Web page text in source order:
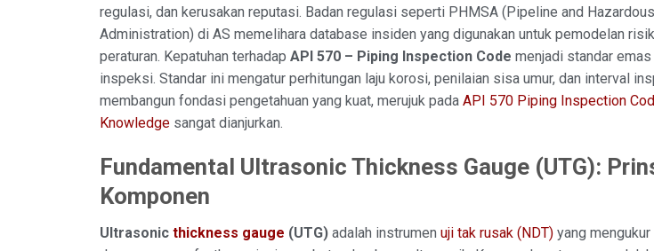
regulasi, dan kerusakan reputasi. Badan regulasi seperti PHMSA (Pipeline and
Administration) di AS memelihara database insiden yang digunakan untuk pemodelan
peraturan. Kepatuhan terhadap API 570 – Piping Inspection Code menjadi standar
inspeksi. Standar ini mengatur perhitungan laju korosi, penilaian sisa umur, dan interval
membangun fondasi pengetahuan yang kuat, merujuk pada API 570 Piping Inspection
Knowledge sangat dianjurkan.
Fundamental Ultrasonic Thickness Gauge (UTG):
Komponen
Ultrasonic thickness gauge (UTG) adalah instrumen uji tak rusak (NDT) yang